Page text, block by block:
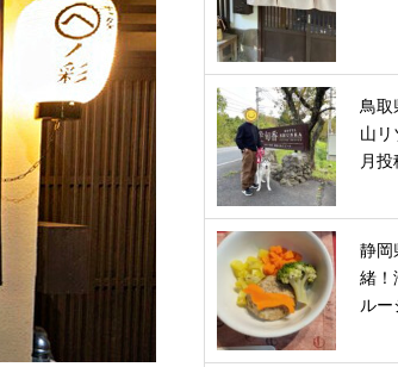
鳥
山リ
月
静岡
緒！
ル